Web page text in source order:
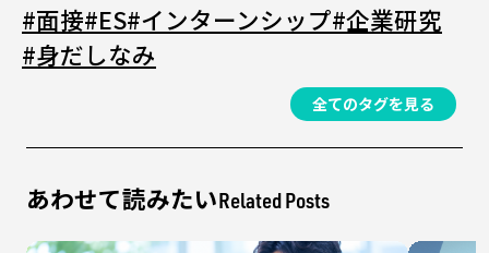
#面接#ES#インターンシップ#企業研究
#身だしなみ
全てのタグを見る
Related Posts
あわせて読みたい